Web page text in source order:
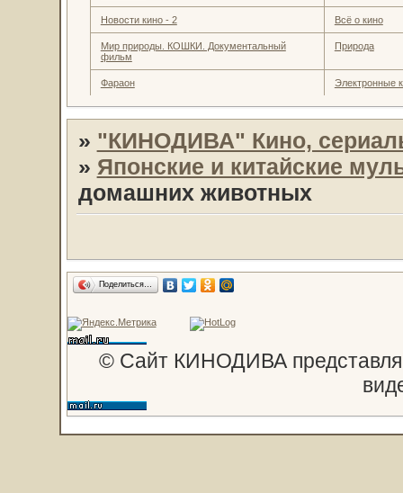
Новости кино - 2 Всё о кино
Мир природы. КОШКИ. Документальный
фильм
Природа
Фараон Электронные
» "КИНОДИВА" Кино,
» Японские и китайские
домашних животных
Поделиться…
© Сайт КИНОДИВА